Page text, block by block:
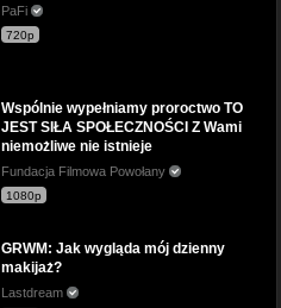
PaFi
720p
Wspólnie wypełniamy proroctwo TO
JEST SIŁA SPOŁECZNOŚCI Z Wami
niemożliwe nie istnieje
Fundacja Filmowa Powołany
1080p
GRWM: Jak wygląda mój dzienny
makijaż?
Lastdream